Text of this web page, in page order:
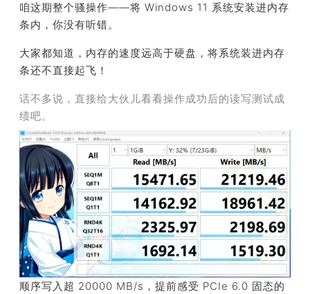
咱这期整个骚操作——将 Windows 11 系统安装进内存
条内， 你没有听错。
大家都知道，内存的速度远高于硬盘，将系统装进内存
条还不直接起飞！
话不多说，直接给大伙儿看看操作成功后的读写测试成
绩吧。
顺序写入超 20000 MB/s，提前感受 PCIe 6.0 固态的